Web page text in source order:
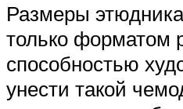
Размеры
только форматом
способностью
унести такой